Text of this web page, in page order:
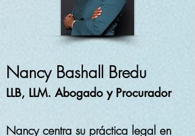
Nancy Bashall Bredu
LLB, LLM. Abogado y Procurador
Nancy centra su práctica legal en